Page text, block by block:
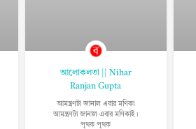
আলোকলতা || Nihar
Ranjan Gupta
আমন্ত্রণটা জানাল এবার মণিকা
আমন্ত্রণটা জানাল এবার মণিকাই।
পৃথক পৃথক